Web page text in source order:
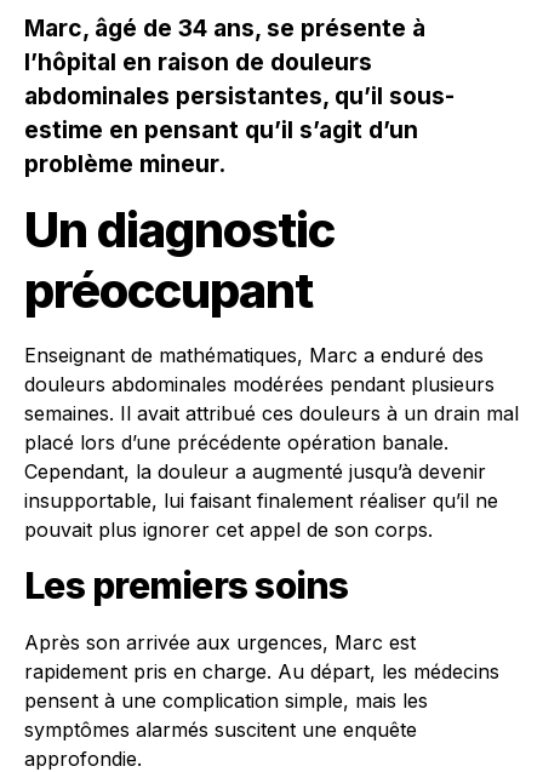
Marc, âgé de 34 ans, se présente à
l’hôpital en raison de douleurs
abdominales persistantes, qu’il sous-
estime en pensant qu’il s’agit d’un
problème mineur.
Un diagnostic
préoccupant
Enseignant de mathématiques, Marc a enduré des
douleurs abdominales modérées pendant plusieurs
semaines. Il avait attribué ces douleurs à un drain mal
placé lors d’une précédente opération banale.
Cependant, la douleur a augmenté jusqu’à devenir
insupportable, lui faisant finalement réaliser qu’il ne
pouvait plus ignorer cet appel de son corps.
Les premiers soins
Après son arrivée aux urgences, Marc est
rapidement pris en charge. Au départ, les médecins
pensent à une complication simple, mais les
symptômes alarmés suscitent une enquête
approfondie.